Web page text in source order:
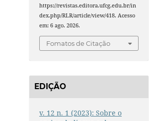
https://revistas.editora.ufcg.edu.br/in
dex.php/RLR/article/view/418. Acesso
em: 6 ago. 2026.
Fomatos de Citação
EDIÇÃO
v. 12 n. 1 (2023): Sobre o